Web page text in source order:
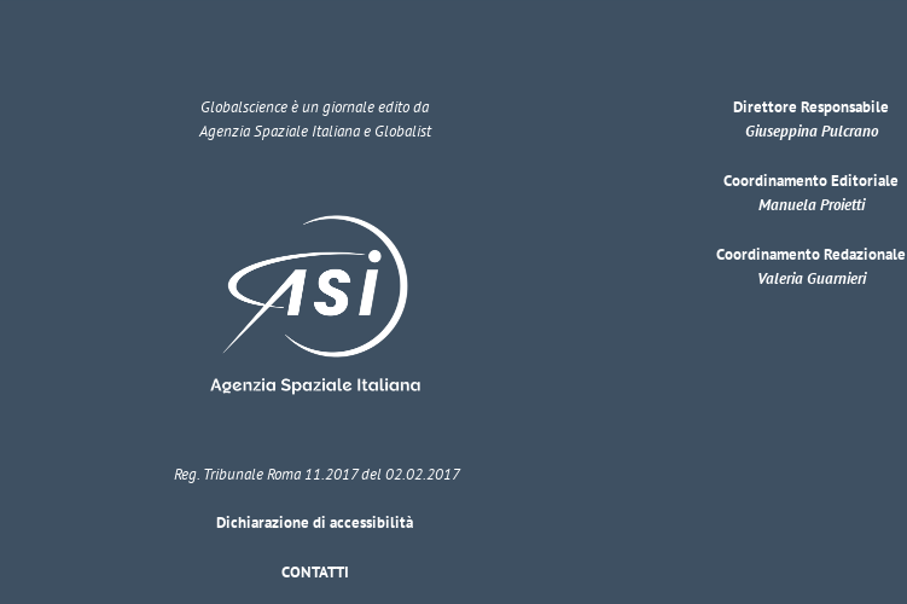
Globalscienceè un giornale edito da
Agenzia Spaziale Italiana e Globalist
Reg. Tribunale Roma 11.2017 del 02.02.2017
Dichiarazione di accessibilità
CONTATTI
Direttore Responsabile
Giuseppina Pulcrano
Coordinamento Editoriale
Manuela Proietti
Coordinamento Redazionale
Valeria Guarnieri